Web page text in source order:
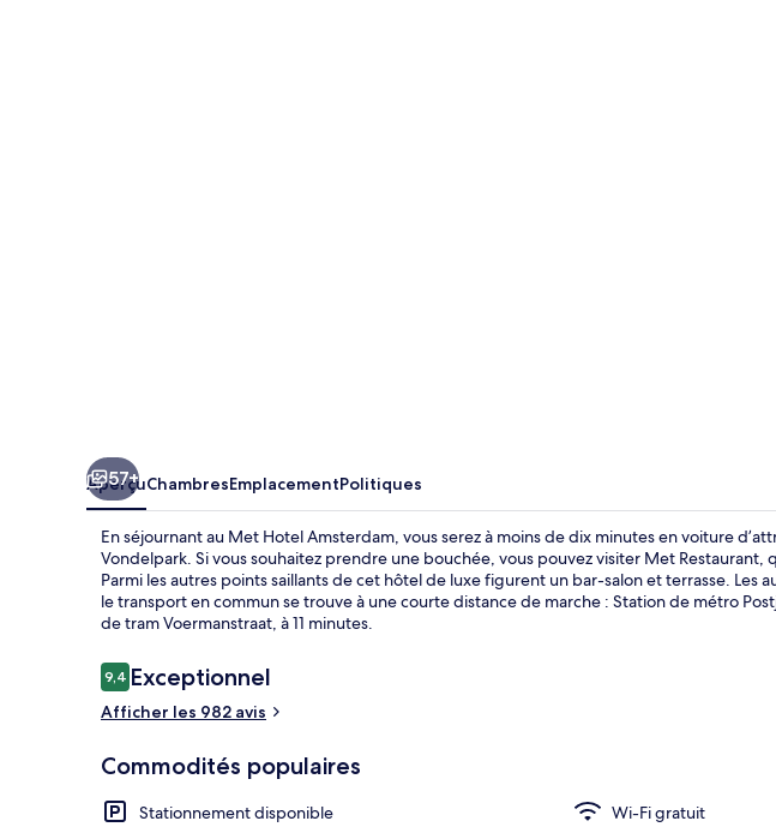
57+
AperçuChambresEmplacementPolitiques
En séjournant au Met Hotel Amsterdam, vous serez à moins de dix minutes en voiture
Vondelpark. Si vous souhaitez prendre une bouchée, vous pouvez visiter Met Restaurant,
Parmi les autres points saillants de cet hôtel de luxe figurent un bar-salon et terrasse. Les
le transport en commun se trouve à une courte distance de marche : Station de métro
de tram Voermanstraat, à 11 minutes.
Avis
9,49,4 sur 10 –
Exceptionnel
Afficher les 982 avis
Commodités populaires
Stationnement disponible
Wi-Fi gratuit